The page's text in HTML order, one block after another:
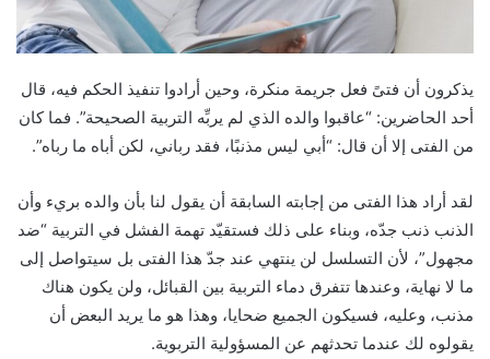
يذكرون أن فتىً فعل جريمة منكرة، وحين أرادوا تنفيذ الحكم فيه، قال
أحد الحاضرين: “عاقبوا والده الذي لم يربِّه التربية الصحيحة”. فما كان
من الفتى إلا أن قال: “أبي ليس مذنبًا، فقد رباني، لكن أباه ما رباه”.
لقد أراد هذا الفتى من إجابته السابقة أن يقول لنا بأن والده بريء وأن
الذنب ذنب جدّه، وبناء على ذلك فستقيّد تهمة الفشل في التربية “ضد
مجهول”، لأن التسلسل لن ينتهي عند جدّ هذا الفتى بل سيتواصل إلى
ما لا نهاية، وعندها تتفرق دماء التربية بين القبائل، ولن يكون هناك
مذنب، وعليه، فسيكون الجميع ضحايا، وهذا هو ما يريد البعض أن
يقولوه لك عندما تحدثهم عن المسؤولية التربوية.